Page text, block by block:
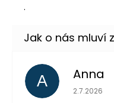
.
A Anna
2.7.2026